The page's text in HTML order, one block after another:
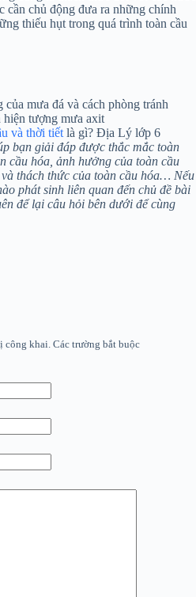
cần chủ động đưa ra những chính
thiếu hụt trong quá trình toàn cầu
của mưa đá và cách phòng tránh
hiện tượng mưa axit
và thời tiết là gì? Địa Lý lớp 6
bạn giải đáp được thắc mắc toàn
cầu hóa, ảnh hưởng của toàn cầu
thách thức của toàn cầu hóa… Nếu
phát sinh liên quan đến chủ đề bài
để lại câu hỏi bên dưới để cùng
công khai. Các trường bắt buộc